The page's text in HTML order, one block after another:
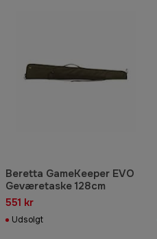
Beretta GameKeeper EVO
Geværetaske 128cm
551 kr
Udsolgt